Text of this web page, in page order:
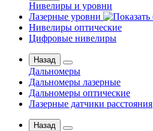
Нивелиры и уровни
Лазерные уровни
Нивелиры оптические
Цифровые нивелиры
Назад
Дальномеры
Дальномеры лазерные
Дальномеры оптические
Лазерные датчики расстояния
Назад